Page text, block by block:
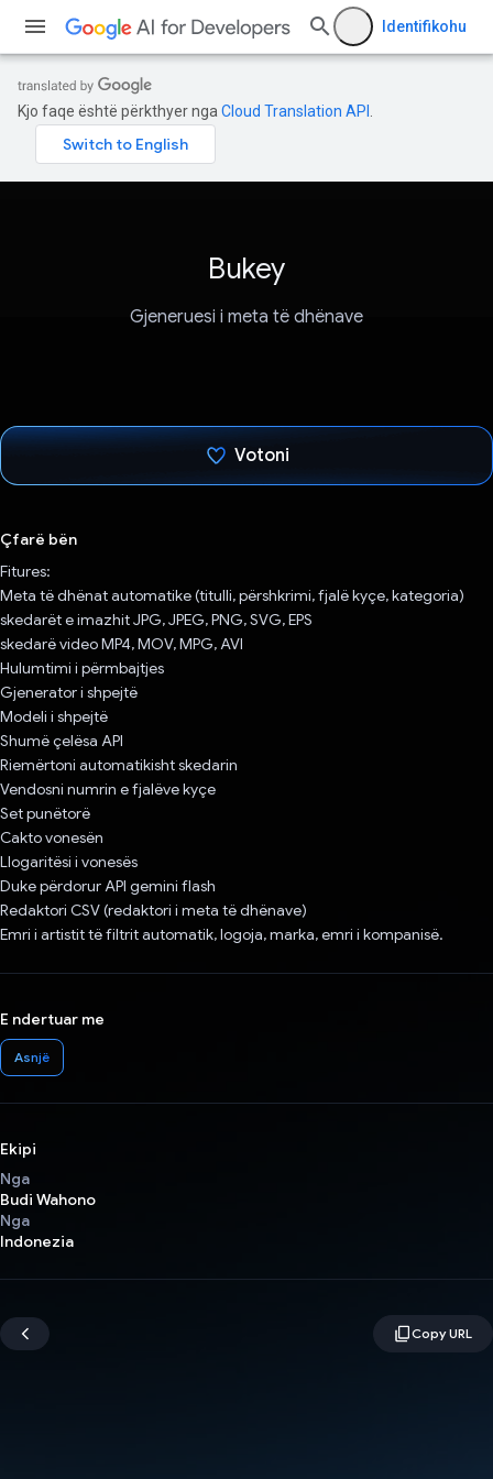
Identifikohu
Kjo faqe është përkthyer nga Cloud Translation API
Bukey
Gjeneruesi i meta të dhënave
Votoni
Çfarë bën
Fitures:
Meta të dhënat automatike (titulli, përshkrimi, fjalë kyçe, kategoria)
skedarët e imazhit JPG, JPEG, PNG, SVG, EPS
skedarë video MP4, MOV, MPG, AVI
Hulumtimi i përmbajtjes
Gjenerator i shpejtë
Modeli i shpejtë
Shumë çelësa API
Riemërtoni automatikisht skedarin
Vendosni numrin e fjalëve kyçe
Set punëtorë
Cakto vonesën
Llogaritësi i vonesës
Duke përdorur API gemini flash
Redaktori CSV (redaktori i meta të dhënave)
Emri i artistit të filtrit automatik, logoja, marka, emri i kompanisë.
E ndertuar me
Asnjë
Ekipi
Nga
Budi Wahono
Nga
Indonezia